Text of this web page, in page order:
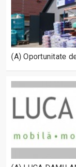
(A) Oportunitate